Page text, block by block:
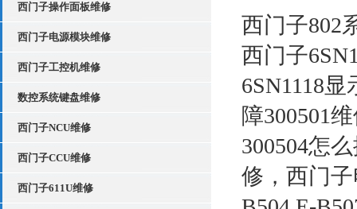
西门子操作面板维修
西门子电源模块维修
西门子工控机维修
数控系统键盘维修
西门子NCU维修
西门子CCU维修
西门子611U维修
西门子802
西门子
6SN1118
障300501
300504怎
修，西门